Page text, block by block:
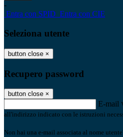
-
Entra con SPID Entra con CIE
Seleziona utente
button close ×
Recupero password
button close ×
E-mail
all'indirizzo indicato con le istruzioni
Non hai una e-mail associata al nome